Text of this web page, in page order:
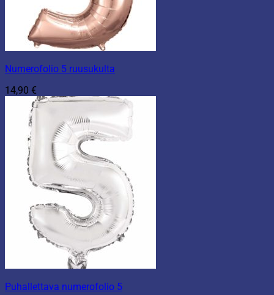
Numerofolio 5 ruusukulta
14,90 €
Puhallettava numerofolio 5